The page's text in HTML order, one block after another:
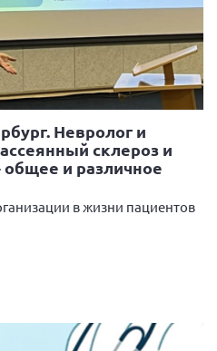
рассеянным
ответы
для НКО
мнения
лет работы
Невролог и
склероз и
и различное
в жизни пациентов